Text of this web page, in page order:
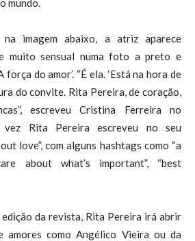
mundo.
imagem abaixo, a atriz aparece
muito sensual numa foto a preto e
do amor’. “É ela. ‘Está na hora de
do convite. Rita Pereira, de coração,
escreveu Cristina Ferreira no
vez Rita Pereira escreveu no seu
love”, com alguns hashtags como “a
about what’s important”, “best
da revista, Rita Pereira irá abrir
como Angélico Vieira ou da